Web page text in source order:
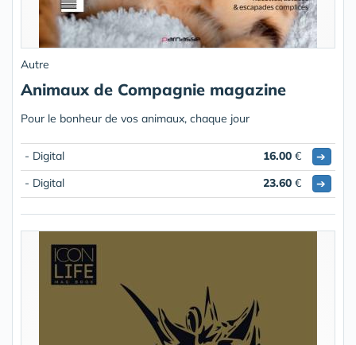
Autre
Animaux de Compagnie magazine
Pour le bonheur de vos animaux, chaque jour
- Digital 16.00 €
➔
- Digital
23.60 € ➔